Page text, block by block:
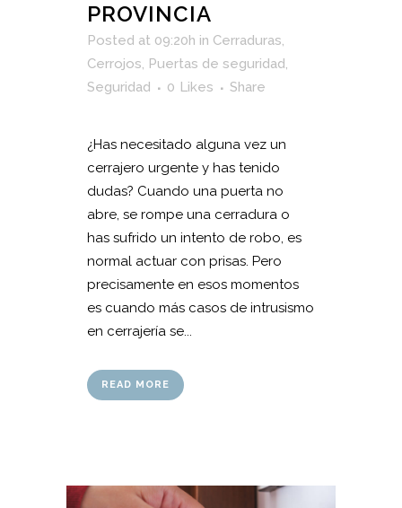
PROVINCIA
Posted at 09:20h in Cerraduras,
Cerrojos, Puertas de seguridad,
Seguridad
0 Likes Share
¿Has necesitado alguna vez un
cerrajero urgente y has tenido
dudas? Cuando una puerta no
abre, se rompe una cerradura o
has sufrido un intento de robo, es
normal actuar con prisas. Pero
precisamente en esos momentos
es cuando más casos de intrusismo
en cerrajería se...
READ MORE